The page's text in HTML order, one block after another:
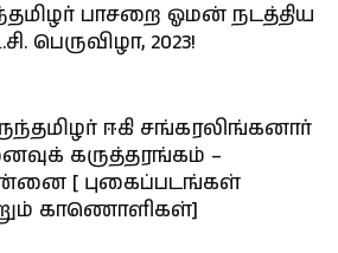
பாசறை ஓமன் நடத்திய
பெருவிழா, 2023!
ஈகி சங்கரலிங்கனார்
கருத்தரங்கம் –
[ புகைப்படங்கள்
காணொளிகள்]